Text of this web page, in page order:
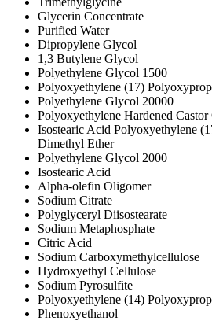
Glycerin Concentrate
Purified Water
Dipropylene Glycol
1,3 Butylene Glycol
Polyethylene Glycol 1500
Polyoxyethylene (17)
Polyethylene Glycol 20000
Polyoxyethylene Hardened Castor
Isostearic Acid Polyoxyethylene
Dimethyl Ether
Polyethylene Glycol 2000
Isostearic Acid
Alpha-olefin Oligomer
Sodium Citrate
Polyglyceryl Diisostearate
Sodium Metaphosphate
Citric Acid
Sodium Carboxymethylcellulose
Hydroxyethyl Cellulose
Sodium Pyrosulfite
Polyoxyethylene (14)
Phenoxyethanol